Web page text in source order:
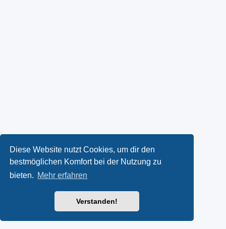
Diese Website nutzt Cookies, um dir den
bestmöglichen Komfort bei der Nutzung zu
bieten. Mehr erfahren
Verstanden!